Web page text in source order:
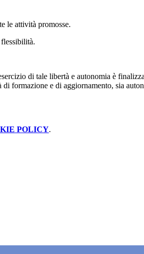
le attività promosse.
di tale libertà e autonomia è
formazione e di aggiornamento, sia
POLICY.